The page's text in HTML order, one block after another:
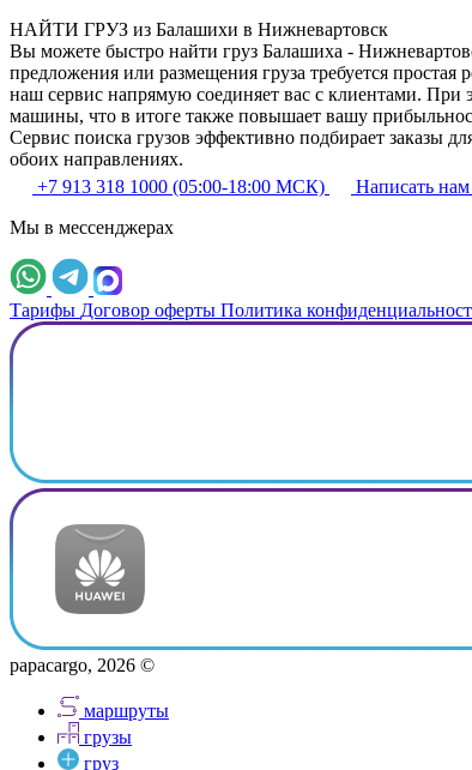
НАЙТИ ГРУЗ из Балашихи в Нижневартовск
Вы можете быстро найти груз Балашиха -
предложения или размещения груза требуется
наш сервис напрямую соединяет вас с клиентами. При
машины, что в итоге также повышает вашу
Сервис поиска грузов эффективно подбирает заказы
обоих направлениях.
+7 913 318 1000 (05:00-18:00 МСК)
Написать нам
Мы в мессенджерах
Тарифы Договор оферты Политика
papacargo, 2026 ©
маршруты
грузы
груз